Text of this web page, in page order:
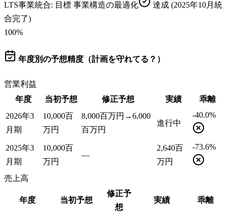
LTS事業統合: 目標 事業構造の最適化 達成 (2025年10月統
合完了)
100%
年度別の予想精度（計画を守れてる？）
営業利益
年度
当初予想 修正予想 実績
乖離
2026年3
月期
10,000百
万円
8,000百万円→6,000
百万円
進行中
-40.0%
2025年3
月期
10,000百
万円
—
2,640百
万円
-73.6%
売上高
年度 当初予想
修正予
想
実績 乖離